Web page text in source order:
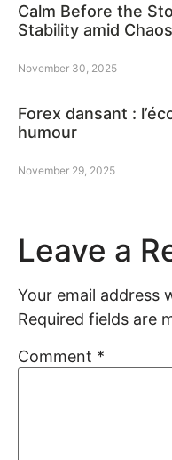
Calm Before the
Stability amid Chaos
November 30, 2025
Forex dansant :
humour
November 29, 2025
Leave a
Your email address
Required fields are
Comment *